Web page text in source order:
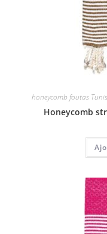
honeycomb foutas
Honeycomb